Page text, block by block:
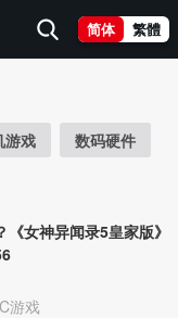
简体 繁體
游戏
数码硬件
女神异闻录5皇家版》
游戏